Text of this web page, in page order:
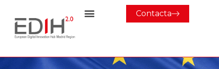
Contacta